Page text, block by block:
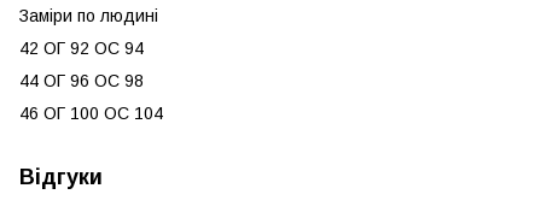
Заміри по людині
42 ОГ 92 ОС 94
44 ОГ 96 ОС 98
46 ОГ 100 ОС 104
Відгуки